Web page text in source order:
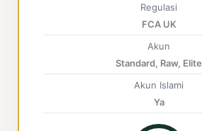
Regulasi
FCA UK
Akun
Standard, Raw, Elite
Akun Islami
Ya